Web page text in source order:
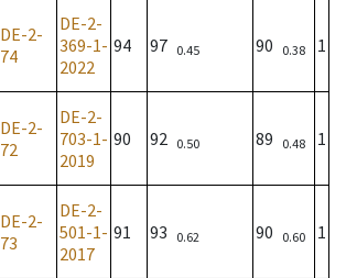
DE-2-
74
DE-2-
369-1-
2022
94 97 0.45 90 0.38 1
DE-2-
72
DE-2-
703-1-
2019
90 92 0.50 89 0.48 1
DE-2-
73
DE-2-
501-1-
2017
91 93 0.62 90 0.60 1